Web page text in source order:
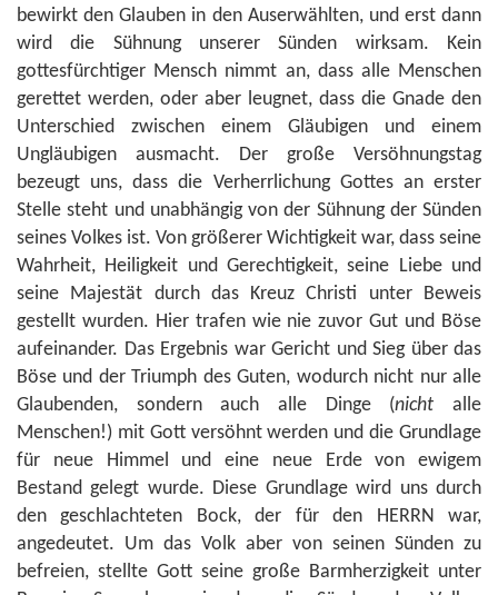
bewirkt den Glauben in den Auserwählten, und erst dann
wird die Sühnung unserer Sünden wirksam. Kein
gottesfürchtiger Mensch nimmt an, dass alle Menschen
gerettet werden, oder aber leugnet, dass die Gnade den
Unterschied zwischen einem Gläubigen und einem
Ungläubigen ausmacht. Der große Versöhnungstag
bezeugt uns, dass die Verherrlichung Gottes an erster
Stelle steht und unabhängig von der Sühnung der Sünden
seines Volkes ist. Von größerer Wichtigkeit war, dass seine
Wahrheit, Heiligkeit und Gerechtigkeit, seine Liebe und
seine Majestät durch das Kreuz Christi unter Beweis
gestellt wurden. Hier trafen wie nie zuvor Gut und Böse
aufeinander. Das Ergebnis war Gericht und Sieg über das
Böse und der Triumph des Guten, wodurch nicht nur alle
Glaubenden, sondern auch alle Dinge (nicht alle
Menschen!) mit Gott versöhnt werden und die Grundlage
für neue Himmel und eine neue Erde von ewigem
Bestand gelegt wurde. Diese Grundlage wird uns durch
den geschlachteten Bock, der für den HERRN war,
angedeutet. Um das Volk aber von seinen Sünden zu
befreien, stellte Gott seine große Barmherzigkeit unter